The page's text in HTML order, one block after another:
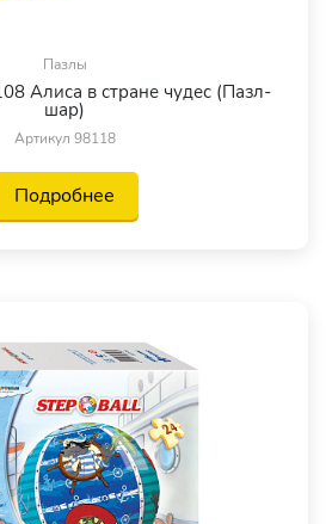
Пазлы
Алиса в стране чудес (Пазл-
шар)
Артикул 98118
Подробнее